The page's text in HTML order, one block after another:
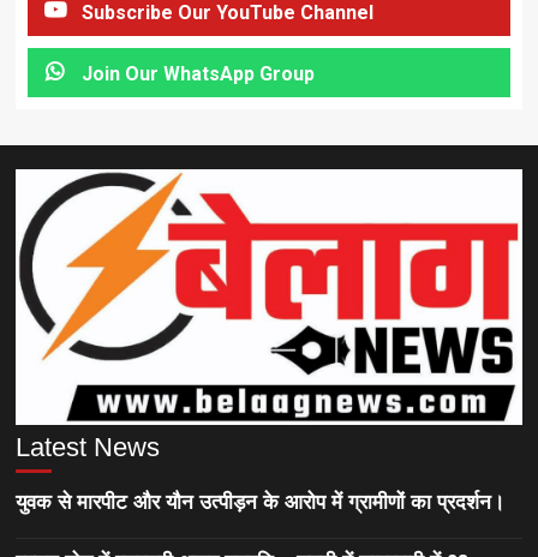
Subscribe Our YouTube Channel
Join Our WhatsApp Group
Latest News
युवक से मारपीट और यौन उत्पीड़न के आरोप में ग्रामीणों का प्रदर्शन।